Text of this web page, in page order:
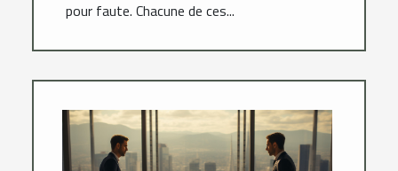
pour faute. Chacune de ces...